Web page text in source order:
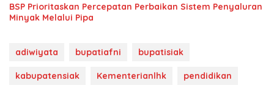
BSP Prioritaskan Percepatan Perbaikan Sistem Penyaluran
Minyak Melalui Pipa
adiwiyata bupatiafni bupatisiak
kabupatensiak Kementerianlhk pendidikan